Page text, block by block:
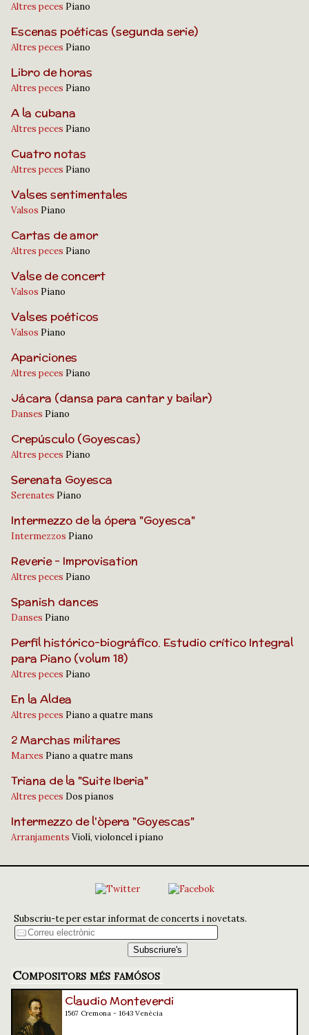
Altres peces Piano
Escenas poéticas (segunda serie)
Altres peces Piano
Libro de horas
Altres peces Piano
A la cubana
Altres peces Piano
Cuatro notas
Altres peces Piano
Valses sentimentales
Valsos Piano
Cartas de amor
Altres peces Piano
Valse de concert
Valsos Piano
Valses poéticos
Valsos Piano
Apariciones
Altres peces Piano
Jácara (dansa para cantar y bailar)
Danses Piano
Crepúsculo (Goyescas)
Altres peces Piano
Serenata Goyesca
Serenates Piano
Intermezzo de la ópera "Goyesca"
Intermezzos Piano
Reverie - Improvisation
Altres peces Piano
Spanish dances
Danses Piano
Perfil histórico-biográfico. Estudio crítico Integral
para Piano (volum 18)
Altres peces Piano
En la Aldea
Altres peces Piano a quatre mans
2 Marchas militares
Marxes Piano a quatre mans
Triana de la "Suite Iberia"
Altres peces Dos pianos
Intermezzo de l'òpera "Goyescas"
Arranjaments Violí, violoncel i piano
Subscriu-te per estar informat de concerts i novetats.
Compositors més famósos
Claudio Monteverdi
1567 Cremona - 1643 Venècia